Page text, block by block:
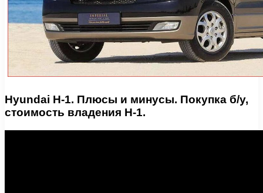
Hyundai H-1. Плюсы и минусы. Покупка б/у,
стоимость владения H-1.